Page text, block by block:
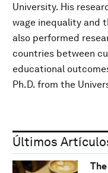
University. His
wage inequality and
also performed
countries between
educational
Ph.D. from the
Últimos